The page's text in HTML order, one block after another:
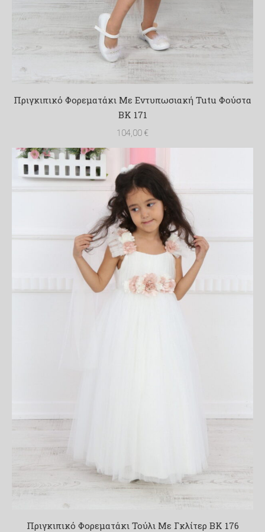
Πριγκιπικό Φορεματάκι Με Εντυπωσιακή Tutu Φούστα
BK 171
104,00 €
Πριγκιπικό Φορεματάκι Τούλι Με Γκλίτερ BK 176